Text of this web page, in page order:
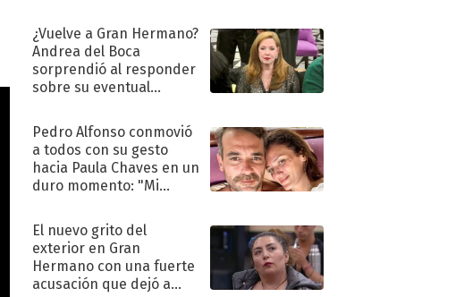
¿Vuelve a Gran Hermano?
Andrea del Boca
sorprendió al responder
sobre su eventual
Pedro Alfonso conmovió
a todos con su gesto
hacia Paula Chaves en un
duro momento: "Mi
terapéutico"
El nuevo grito del
exterior en Gran
Hermano con una fuerte
acusación que dejó a